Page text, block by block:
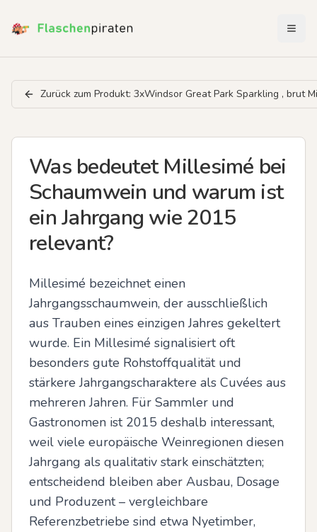
Zurück zum Produkt: 3xWindsor Great Park Sparkling , brut
Was bedeutet Millesimé bei
Schaumwein und warum ist
ein Jahrgang wie 2015
relevant?
Millesimé bezeichnet einen
Jahrgangsschaumwein, der ausschließlich
aus Trauben eines einzigen Jahres gekeltert
wurde. Ein Millesimé signalisiert oft
besonders gute Rohstoffqualität und
stärkere Jahrgangscharaktere als Cuvées aus
mehreren Jahren. Für Sammler und
Gastronomen ist 2015 deshalb interessant,
weil viele europäische Weinregionen diesen
Jahrgang als qualitativ stark einschätzten;
entscheidend bleiben aber Ausbau, Dosage
und Produzent – vergleichbare
Referenzbetriebe sind etwa Nyetimber,